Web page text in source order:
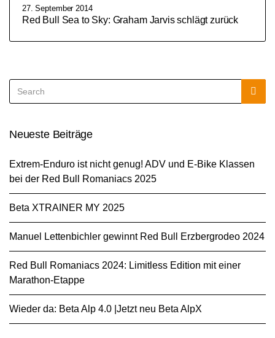
27. September 2014
Red Bull Sea to Sky: Graham Jarvis schlägt zurück
for:
Neueste Beiträge
Extrem-Enduro ist nicht genug! ADV und E-Bike Klassen
bei der Red Bull Romaniacs 2025
Beta XTRAINER MY 2025
Manuel Lettenbichler gewinnt Red Bull Erzbergrodeo 2024
Red Bull Romaniacs 2024: Limitless Edition mit einer
Marathon-Etappe
Wieder da: Beta Alp 4.0 |Jetzt neu Beta AlpX